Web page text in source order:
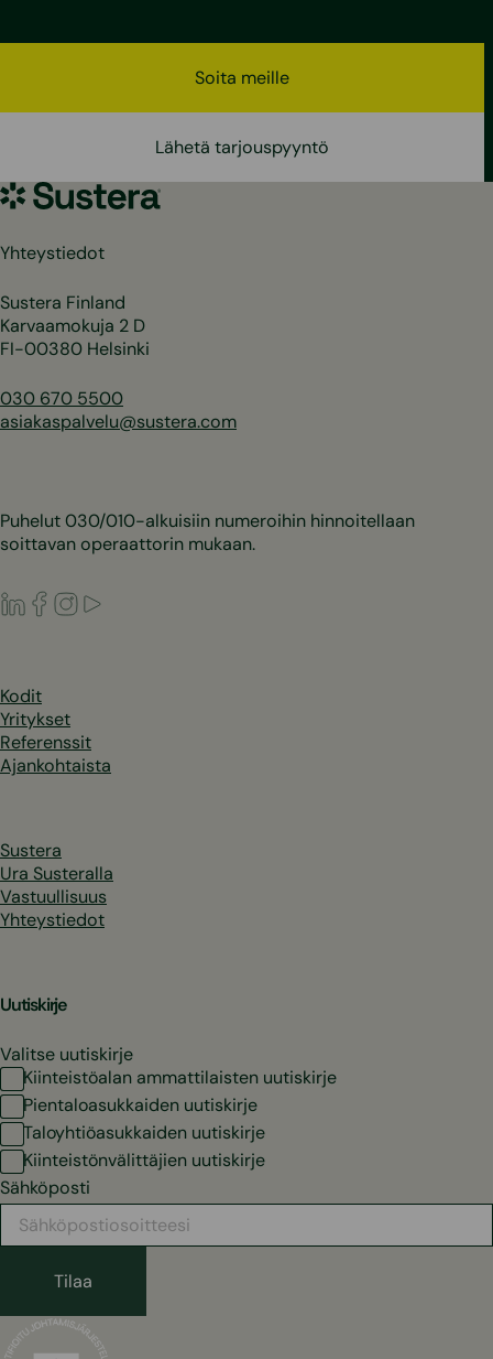
Soita meille
Lähetä tarjouspyyntö
Sustera
Yhteystiedot
Sustera Finland
Karvaamokuja 2 D
FI-00380 Helsinki
030 670 5500
asiakaspalvelu@sustera.com
Puhelut 030/010-alkuisiin numeroihin hinnoitellaan
soittavan operaattorin mukaan.
LinkedIn
Facebook
Instagram
Kodit
Yritykset
Referenssit
Ajankohtaista
Sustera
Ura Susteralla
Vastuullisuus
Yhteystiedot
Uutiskirje
Valitse uutiskirje
Kiinteistöalan ammattilaisten uutiskirje
Pientaloasukkaiden uutiskirje
Taloyhtiöasukkaiden uutiskirje
Kiinteistönvälittäjien uutiskirje
Sähköposti